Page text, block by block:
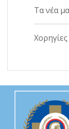
Τα νέα
Χορηγίες